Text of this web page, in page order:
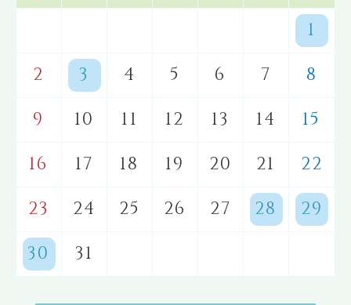
1
2
3 4 5 6 7
8
9
10 11 12 13 14
15
16
17 18 19 20 21
22
23
24 25 26 27 28
29
30
31